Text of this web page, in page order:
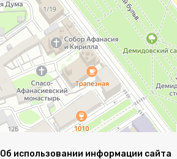
Об использовании информации сайта